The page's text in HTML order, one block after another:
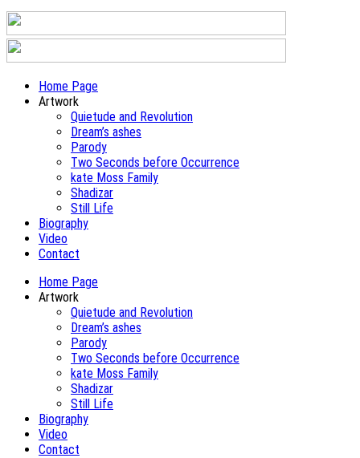
Home Page
Artwork
Quietude and Revolution
Dream’s ashes
Parody
Two Seconds before Occurrence
kate Moss Family
Shadizar
Still Life
Biography
Video
Contact
Home Page
Artwork
Quietude and Revolution
Dream’s ashes
Parody
Two Seconds before Occurrence
kate Moss Family
Shadizar
Still Life
Biography
Video
Contact